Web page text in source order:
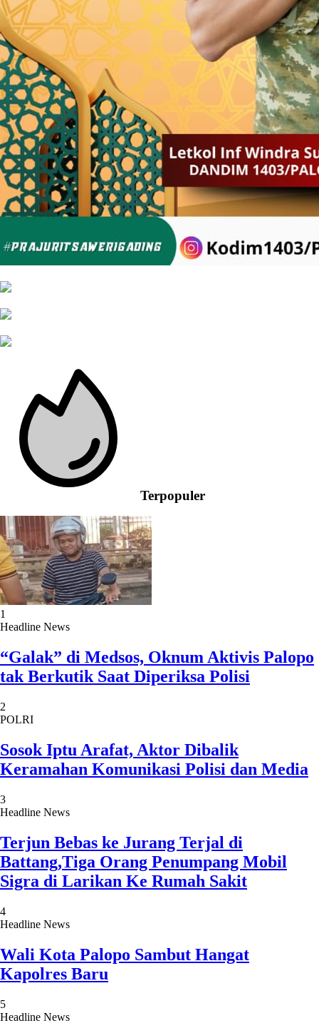
Terpopuler
1
Headline News
“Galak” di Medsos, Oknum Aktivis Palopo
tak Berkutik Saat Diperiksa Polisi
2
POLRI
Sosok Iptu Arafat, Aktor Dibalik
Keramahan Komunikasi Polisi dan Media
3
Headline News
Terjun Bebas ke Jurang Terjal di
Battang,Tiga Orang Penumpang Mobil
Sigra di Larikan Ke Rumah Sakit
4
Headline News
Wali Kota Palopo Sambut Hangat
Kapolres Baru
5
Headline News